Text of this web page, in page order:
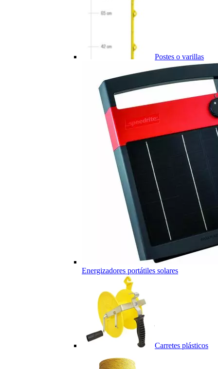
Postes o varillas
Energizadores portátiles solares
Carretes plásticos